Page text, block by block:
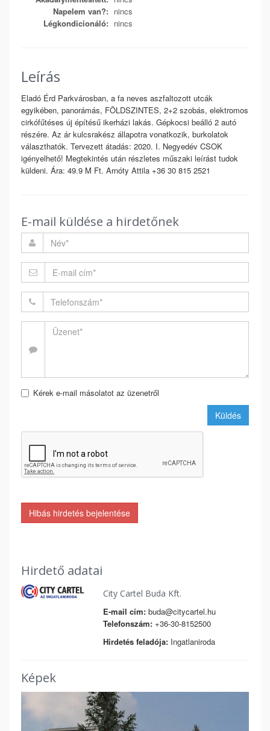
Napelem van?: nincs
Légkondicionáló: nincs
Leírás
Eladó Érd Parkvárosban, a fa neves aszfaltozott utcák
egyikében, panorámás, FÖLDSZINTES, 2+2 szobás, elektromos
cirkófűtéses új építésű ikerházi lakás. Gépkocsi beálló 2 autó
részére. Az ár kulcsrakész állapotra vonatkozik, burkolatok
választhatók. Tervezett átadás: 2020. I. Negyedév CSOK
igényelhető! Megtekintés után részletes műszaki leírást tudok
küldeni. Ára: 49.9 M Ft. Arnóty Attila +36 30 815 2521
E-mail küldése a hirdetőnek
Kérek e-mail másolatot az üzenetről
Küldés
Hibás hirdetés bejelentése
Hirdető adatai
City Cartel Buda Kft.
E-mail cím:buda@citycartel.hu
Telefonszám:+36-30-8152500
Hirdetés feladója:Ingatlaniroda
Képek